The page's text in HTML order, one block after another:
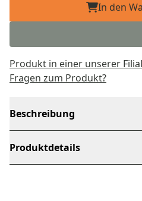
In den
Produkt in einer unserer
Fragen zum Produkt?
Beschreibung
Produktdetails